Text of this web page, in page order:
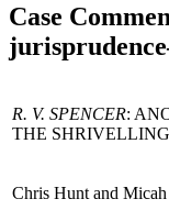
Case
R. V. SPENCER:
THE
Chris Hunt and